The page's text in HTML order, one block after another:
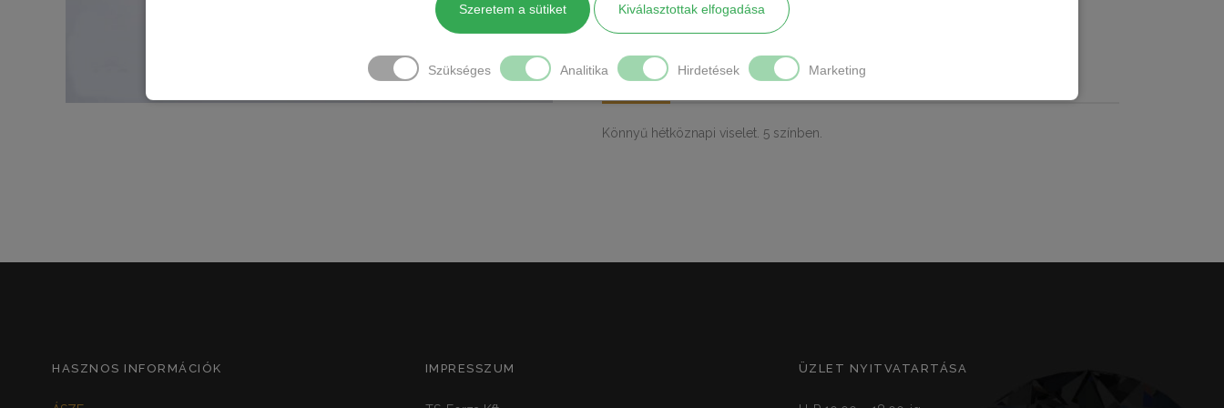
CÍMKÉK
MEGOSZTÁS
LEÍRÁS TOVÁBBI INFORMÁCIÓK
Könnyű hétköznapi viselet. 5 színben.
HASZNOS INFORMÁCIÓK IMPRESSZUM ÜZLET NYITVATARTÁSA
Szeretem a sütiket Kiválasztottak elfogadása
Szükséges Analitika Hirdetések Marketing